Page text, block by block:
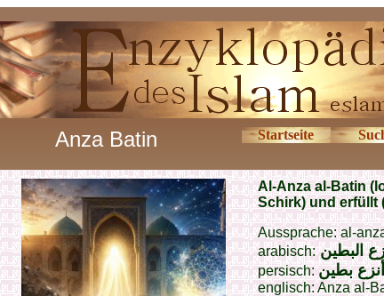
Anza Batin Startseite
Al-Anza al-Batin
Schirk) und erfüllt
Aussprache: al-
arabisch: البطين
persisch:أنزع بطين
englisch:Anza al-